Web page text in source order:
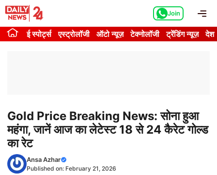
Skip
content
Join
ई स्पोर्ट्स एस्ट्रोलॉजी ऑटो न्यूज़ टेक्नोलॉजी ट्रेंडिंग न्यूज़ देश
Gold Price Breaking News: सोना हुआ
महंगा, जानें आज का लेटेस्ट 18 से 24 कैरेट गोल्ड
का रेट
Ansa Azhar
Published on: February 21, 2026